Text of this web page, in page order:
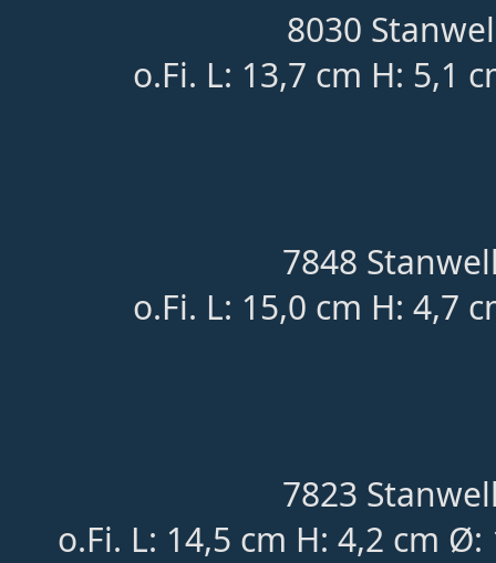
8030
o.Fi. L: 13,7 cm H: 5,1
7848
o.Fi. L: 15,0 cm H: 4,7
7823
o.Fi. L: 14,5 cm H: 4,2 cm